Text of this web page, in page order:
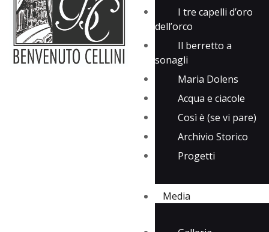
I tre capelli d’oro
dell’orco
Il berretto a
sonagli
Maria Dolens
Acqua e ciacole
Così è (se vi pare)
Archivio Storico
Progetti
Media